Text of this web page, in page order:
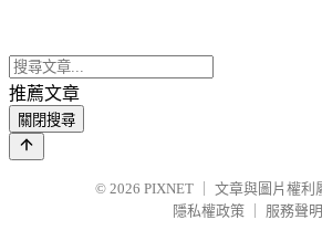
推薦文章
關閉搜尋
© 2026 PIXNET
文章與圖片權利
隱私權政策
服務聲明